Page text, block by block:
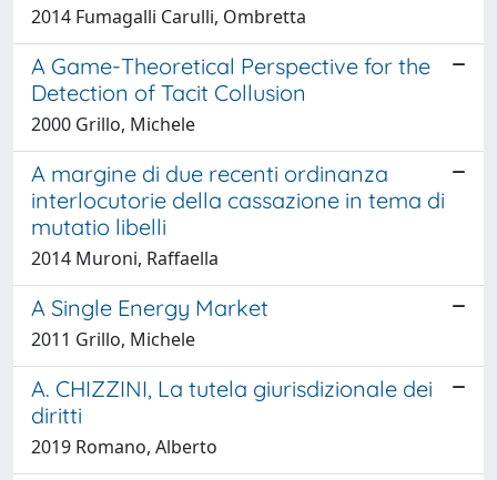
2014 Fumagalli Carulli, Ombretta
A Game-Theoretical Perspective for the
Detection of Tacit Collusion
2000 Grillo, Michele
A margine di due recenti ordinanza
interlocutorie della cassazione in tema di
mutatio libelli
2014 Muroni, Raffaella
A Single Energy Market
2011 Grillo, Michele
A. CHIZZINI, La tutela giurisdizionale dei
diritti
2019 Romano, Alberto